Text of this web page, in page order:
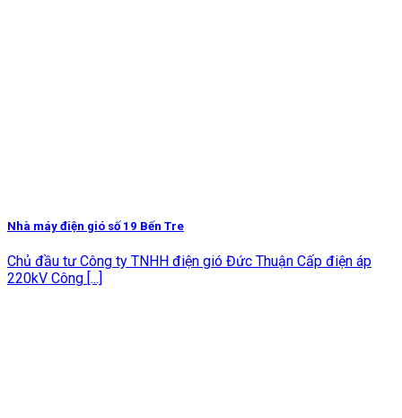
Nhà máy điện gió số 19 Bến Tre
Chủ đầu tư Công ty TNHH điện gió Đức Thuận Cấp điện áp
220kV Công [...]